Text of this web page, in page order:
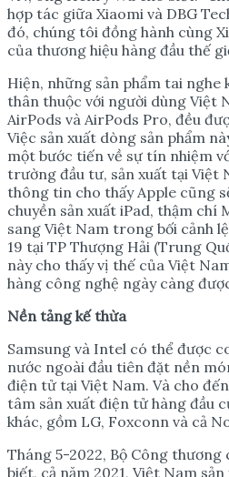
hợp tác giữa Xiaomi và DBG
đó, chúng tôi đồng hành cùng
của thương hiệu hàng đầu thế
Hiện, những sản phẩm tai nghe
thân thuộc với người dùng Việt
AirPods và AirPods Pro, đều
Việc sản xuất dòng sản phẩm
một bước tiến về sự tín nhiệm
trường đầu tư, sản xuất tại Việt
thông tin cho thấy Apple cũng
chuyền sản xuất iPad, thậm chí
sang Việt Nam trong bối cảnh
19 tại TP Thượng Hải (Trung
này cho thấy vị thế của Việt
hàng công nghệ ngày càng
Nền tảng kế thừa
Samsung và Intel có thể được
nước ngoài đầu tiên đặt nền
điện tử tại Việt Nam. Và cho
tâm sản xuất điện tử hàng đầu
khác, gồm LG, Foxconn và cả
Tháng 5-2022, Bộ Công thương
biết, cả năm 2021, Việt Nam